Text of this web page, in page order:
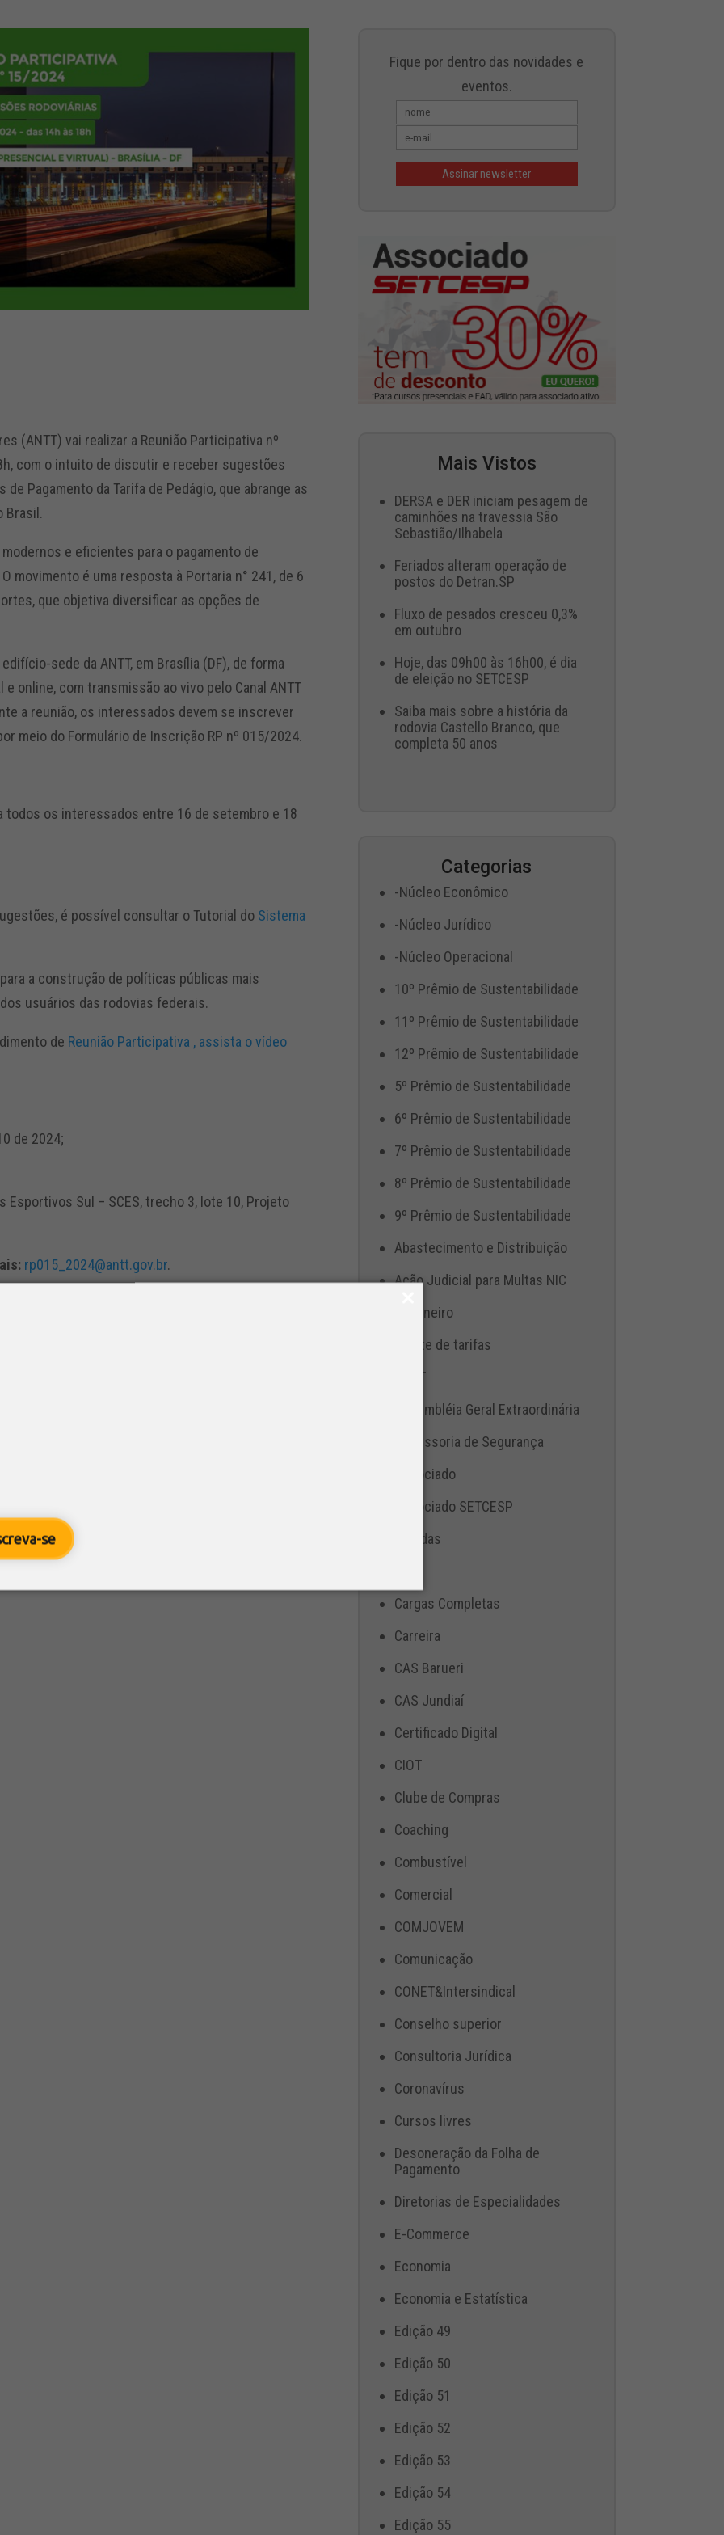
se
(ANTT) vai realizar a Reunião Participativa nº
com o intuito de discutir e receber sugestões
Pagamento da Tarifa de Pedágio, que abrange as
Brasil.
e eficientes para o pagamento de
movimento é uma resposta à Portaria n° 241, de 6
que objetiva diversificar as opções de
sede da ANTT, em Brasília (DF), de forma
online, com transmissão ao vivo pelo Canal ANTT
a reunião, os interessados devem se inscrever
meio do Formulário de Inscrição RP nº 015/2024.
os interessados entre 16 de setembro e 18
é possível consultar o Tutorial do Sistema
a construção de políticas públicas mais
usuários das rodovias federais.
de Reunião Participativa , assista o vídeo
de 2024;
Sul – SCES, trecho 3, lote 10, Projeto
rp015_2024@antt.gov.br.
Fique por dentro das novidades e
eventos.
Mais Vistos
DERSA e DER iniciam pesagem de
caminhões na travessia São
Sebastião/Ilhabela
Feriados alteram operação de
postos do Detran.SP
Fluxo de pesados cresceu 0,3%
em outubro
Hoje, das 09h00 às 16h00, é dia
de eleição no SETCESP
Saiba mais sobre a história da
rodovia Castello Branco, que
completa 50 anos
Categorias
-Núcleo Econômico
-Núcleo Jurídico
-Núcleo Operacional
10º Prêmio de Sustentabilidade
11º Prêmio de Sustentabilidade
12º Prêmio de Sustentabilidade
5º Prêmio de Sustentabilidade
6º Prêmio de Sustentabilidade
7º Prêmio de Sustentabilidade
8º Prêmio de Sustentabilidade
9º Prêmio de Sustentabilidade
Abastecimento e Distribuição
Ação Judicial para Multas NIC
Aduaneiro
Ajuste de tarifas
ANTT
Assembléia Geral Extraordinária
Assessoria de Segurança
Associado
Associado SETCESP
Bebidas
Cargas Completas
Carreira
CAS Barueri
CAS Jundiaí
Certificado Digital
CIOT
Clube de Compras
Coaching
Combustível
Comercial
COMJOVEM
Comunicação
CONET&Intersindical
Conselho superior
Consultoria Jurídica
Coronavírus
Cursos livres
Desoneração da Folha de
Pagamento
Diretorias de Especialidades
E-Commerce
Economia
Economia e Estatística
Edição 49
Edição 50
Edição 51
Edição 52
Edição 53
Edição 54
Edição 55